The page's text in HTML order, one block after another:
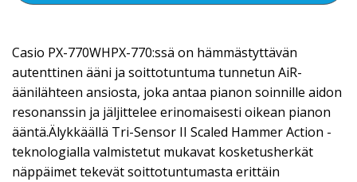
Casio PX-770WHPX-770:ssä on hämmästyttävän
autenttinen ääni ja soittotuntuma tunnetun AiR-
äänilähteen ansiosta, joka antaa pianon soinnille aidon
resonanssin ja jäljittelee erinomaisesti oikean pianon
ääntä.Älykkäällä Tri-Sensor II Scaled Hammer Action -
teknologialla valmistetut mukavat kosketusherkät
näppäimet tekevät soittotuntumasta erittäin